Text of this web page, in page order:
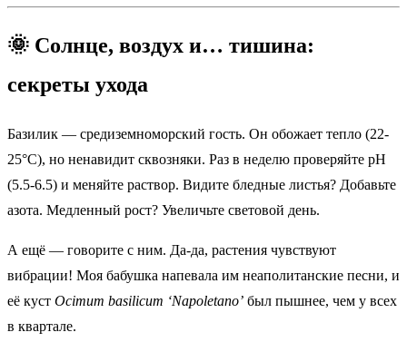
🌞 Солнце, воздух и… тишина:
секреты ухода
Базилик — средиземноморский гость. Он обожает тепло (22-
25°C), но ненавидит сквозняки. Раз в неделю проверяйте pH
(5.5-6.5) и меняйте раствор. Видите бледные листья? Добавьте
азота. Медленный рост? Увеличьте световой день.
А ещё — говорите с ним. Да-да, растения чувствуют
вибрации! Моя бабушка напевала им неаполитанские песни, и
её куст Ocimum basilicum ‘Napoletano’ был пышнее, чем у всех
в квартале.